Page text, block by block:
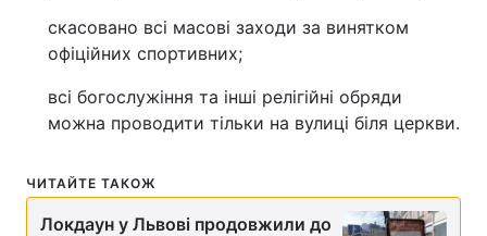
Реклама на сайті Фотобанк
скасовано всі масові заходи за винятком
офіційних спортивних;
всі богослужіння та інші релігійні обряди
можна проводити тільки на вулиці біля церкви.
ЧИТАЙТЕ ТАКОЖ
Локдаун у Львові продовжили до